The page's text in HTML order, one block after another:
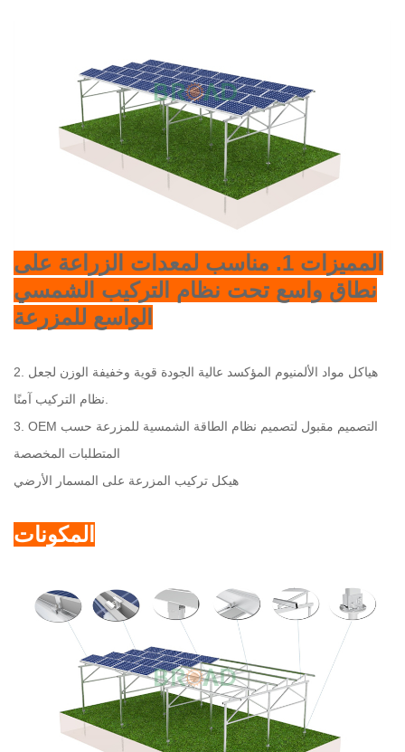
المميزات
1. مناسب لمعدات الزراعة على
نطاق واسع تحت نظام التركيب الشمسي
الواسع للمزرعة
2. هياكل مواد الألمنيوم المؤكسد عالية الجودة قوية وخفيفة الوزن لجعل
3. OEM التصميم مقبول لتصميم نظام الطاقة الشمسية للمزرعة حسب
المتطلبات المخصصة
هيكل تركيب المزرعة على المسمار الأرضي
المكونات